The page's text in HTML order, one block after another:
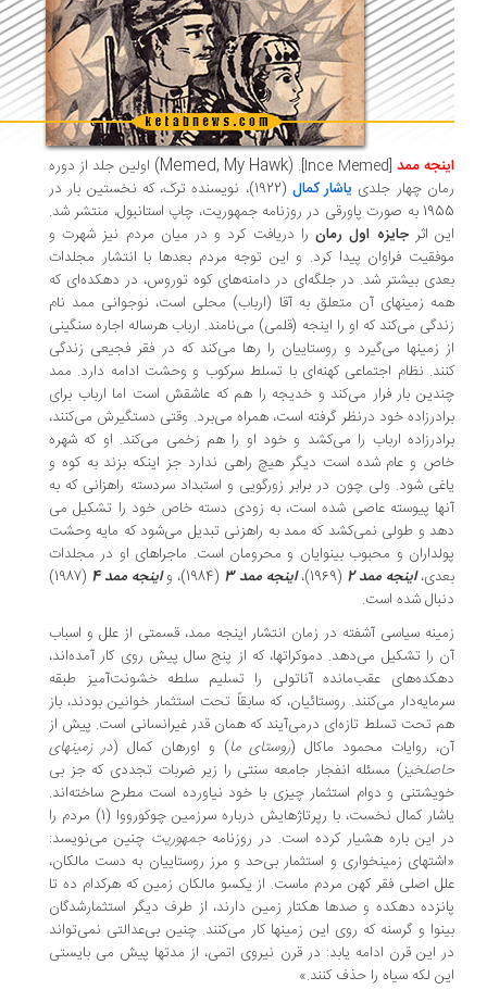
ممد[Ince Memed]
.
(Memed, My Hawk)
اولین جلد از دوره
چهار جلدی یاشار کمال
(1922)، نویسنده ترک، که نخستین بار در
1955 به صورت پاورقی در روزنامه جمهوریت، چاپ استانبول، منتشر شد.
اثرجایزه اول رمانرا دریافت کرد و در میان مردم نیز شهرت و
فراوان پیدا کرد. و این توجه مردم بعدها با انتشار مجلدات
بیشتر شد. در جلگه‌­ای در دامنه‌­های کوه توروس، در دهکده­‌ای که
زمینهای آن متعلق به آقا (ارباب) محلی است، نوجوانی ممد نام
می‌کند که او را اینجه (قلمی) می­‌نامند. ارباب هرساله اجاره سنگینی
زمینها می‌گیرد و روستاییان را رها می‌­کند که در فقر فجیعی زندگی
نظام اجتماعی کهنه‌­ای با تسلط سرکوب و وحشت ادامه دارد. ممد
بار فرار می­‌کند و خدیجه را هم که عاشقش است اما ارباب برای
خود درنظر گرفته است، همراه می­‌برد. وقتی دستگیرش می­‌کنند،
ارباب را می­‌کشد و خود او را هم زخمی می­‌کند. او که شهره
و عام شده است دیگر هیچ راهی ندارد جز اینکه بزند به کوه و
شود. ولی چون در برابر زورگویی و استبداد سردسته راهزانی که به
پیوسته عاصی شده است، به زودی دسته خاص خود را تشکیل می­‌
و طولی نمی­‌کشد که ممد به راهزنی تبدیل می­‌شود که مایه وحشت
و محبوب بینوایان و محرومان است. ماجراهای او در مجلدات
اینجه ممد 2 (1969)، اینجه ممد 3 (1984)، و اینجه ممد 4
(1987)
شده است.
سیاسی آشفته در زمان انتشار اینجه ممد، قسمتی از علل و اسباب
را تشکیل می‌­دهد. دموکراتها، که از پنج سال پیش روی کار آمده‌­اند،
عقب‌­مانده آناتولی را تسلیم سلطه خشونت‌­آمیز طبقه
می­‌کنند. روستائیان، که سابقاً تحت استثمار خوانین بودند، باز
تحت تسلط تازه‌­ای درمی‌­آیند که همان قدر غیرانسانی است. پیش از
روایات محمود ماکال (روستای ما) و اورهان کمال ( در زمینهای
) مسئله انفجار جامعه سنتی را زیر ضربات تجددی که جز بی­‌
و دوام استثمار چیزی با خود نیاورده است مطرح ساخته‌­اند.
یاشار کمال نخست، با رپرتاژهایش درباره سرزمین چوکورووا (1) مردم را
این باره هشیار کرده است. در روزنامهجمهوریتچنین می­‌نویسد:
زمین­خواری و استثمار بی­‌حد و مرز روستاییان به دست مالکان،
اصلی فقر کهن مردم ماست. از یک­سو مالکان زمین که هرکدام ده تا
دهکده و صدها هکتار زمین دارند، از طرف دیگر استثمارشدگان
و گرسنه که روی این زمینها کار می­‌کنند. چنین بی­‌عدالتی نمی‌­تواند
این قرن ادامه یابد: در قرن نیروی اتمی، از مدتها پیش می بایستی
لکه سیاه را حذف کنند.»